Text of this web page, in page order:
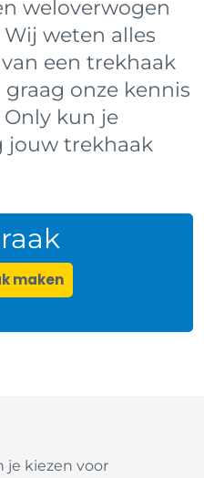
weloverwogen
weten alles
een trekhaak
onze kennis
kun je
jouw trekhaak
maken
je kiezen voor